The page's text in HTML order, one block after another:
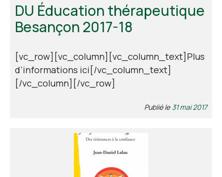
DU Éducation thérapeutique
Besançon 2017-18
[vc_row][vc_column][vc_column_text]Plus
d’informations ici[/vc_column_text]
[/vc_column][/vc_row]
Publié le 31 mai 2017